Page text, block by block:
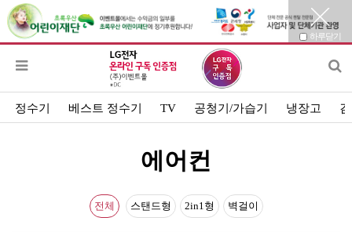
하루닫기
정수기 베스트 정수기 TV 공청기/가습기 냉장고
에어컨
전체 스탠드형 2in1형 벽걸이